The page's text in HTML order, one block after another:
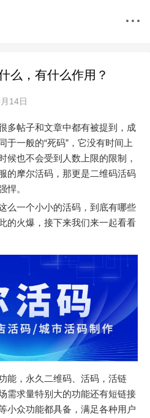
么，有什么作用？
14日
多帖子和文章中都有被提到，成
于一般的“死码”，它没有时间上
候也不会受到人数上限的限制，
的摩尔活码，那更是二维码活码
悍。
么一个小小的活码，到底有哪些
的火爆，接下来我们来一起看看
能，永久二维码、活码，活链
需求量特别大的功能还有短链接
小众功能都具备，满足各种用户